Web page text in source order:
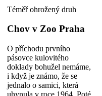
Téměř ohrožený druh
Chov v Zoo Praha
O příchodu prvního
pásovce kulovitého
doklady bohužel nemáme,
i když je známo, že se
jednalo o samici, která
uhynula v roce 1964. Poté